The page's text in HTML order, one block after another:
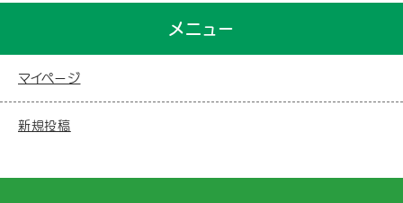
メニュー
マイページ
新規投稿